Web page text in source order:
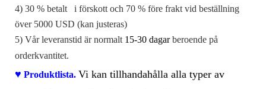
4) 30 % betalt i förskott och 70 % före frakt vid beställning
över 5000 USD (kan justeras)
5) Vår leveranstid är normalt 15-30 dagarberoende på
orderkvantitet.
♥ Produktlista. Vi kan tillhandahålla alla typer av